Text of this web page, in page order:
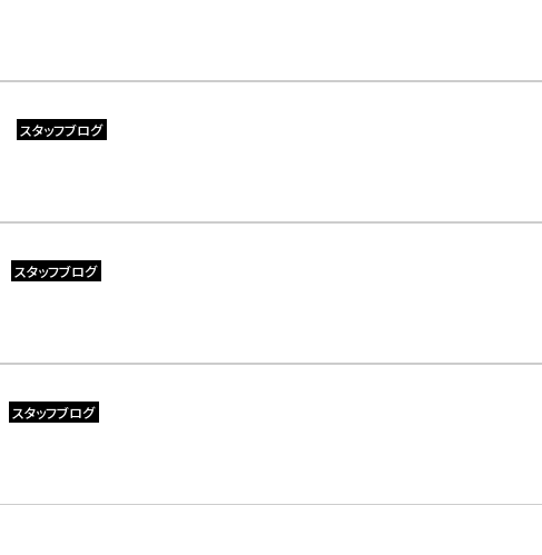
スタッフブログ
スタッフブログ
スタッフブログ